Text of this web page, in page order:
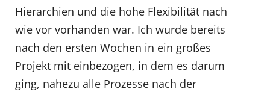
Hierarchien und die hohe Flexibilität nach
wie vor vorhanden war. Ich wurde bereits
nach den ersten Wochen in ein großes
Projekt mit einbezogen, in dem es darum
ging, nahezu alle Prozesse nach der